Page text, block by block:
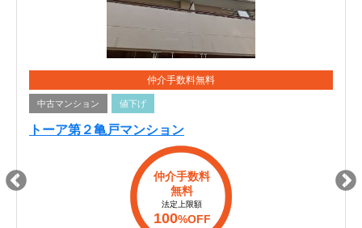
仲介手数料無料
中古マンション 値下げ
トーア第２亀戸マンション
仲介手数料
無料
法定上限額
100%OFF